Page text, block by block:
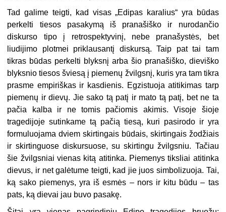
Tad galime teigti, kad visas „Edipas karalius“ yra būdas
perkelti tiesos pasakymą iš pranašiško ir nurodančio
diskurso tipo į retrospektyvinį, nebe pranašystės, bet
liudijimo plotmei priklausantį diskursą. Taip pat tai tam
tikras būdas perkelti blyksnį arba šio pranašiško, dieviško
blyksnio tiesos šviesą į piemenų žvilgsnį, kuris yra tam tikra
prasme empiriškas ir kasdienis. Egzistuoja atitikimas tarp
piemenų ir dievų. Jie sako tą patį ir mato tą patį, bet ne ta
pačia kalba ir ne tomis pačiomis akimis. Visoje šioje
tragedijoje sutinkame tą pačią tiesą, kuri pasirodo ir yra
formuluojama dviem skirtingais būdais, skirtingais žodžiais
ir skirtinguose diskursuose, su skirtingu žvilgsniu. Tačiau
šie žvilgsniai vienas kitą atitinka. Piemenys tiksliai atitinka
dievus, ir net galėtume teigti, kad jie juos simbolizuoja. Tai,
ką sako piemenys, yra iš esmės – nors ir kitu būdu – tas
pats, ką dievai jau buvo pasakę.